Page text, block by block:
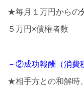
★毎月１万円からの
５万円×債権者数
－②成功報酬 （消費
★相手方との和解時